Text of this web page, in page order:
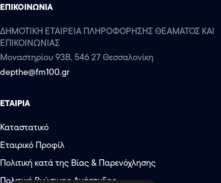
ΕΠΙΚΟΙΝΩΝΙΑ
ΔΗΜΟΤΙΚΗ ΕΤΑΙΡΕΙΑ ΠΛΗΡΟΦΟΡΗΣΗΣ ΘΕΑΜΑΤΟΣ ΚΑΙ
ΕΠΙΚΟΙΝΩΝΙΑΣ
Μοναστηρίου 93Β, 546 27 Θεσσαλονίκη
depthe@fm100.gr
ΕΤΑΙΡΙΑ
Καταστατικό
Εταιρικό Προφίλ
Πολιτική κατά της Βίας & Παρενόχλησης
Πολιτική Βιώσιμης Ανάπτυξης